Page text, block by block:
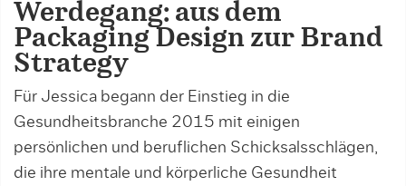
Werdegang: aus dem
Packaging Design zur Brand
Strategy
Für Jessica begann der Einstieg in die
Gesundheitsbranche 2015 mit einigen
persönlichen und beruflichen Schicksalsschlägen,
die ihre mentale und körperliche Gesundheit